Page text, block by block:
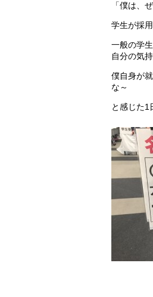
「僕は、
学生が採
一般の学
自分の気
僕自身が
な～
と感じた1